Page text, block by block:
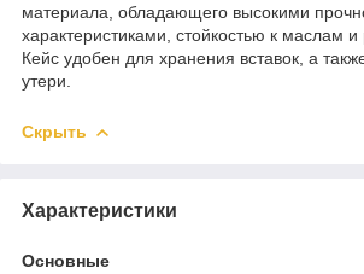
материала, обладающего высокими
характеристиками, стойкостью к маслам и
Кейс удобен для хранения вставок, а
утери.
Скрыть
Характеристики
Основные